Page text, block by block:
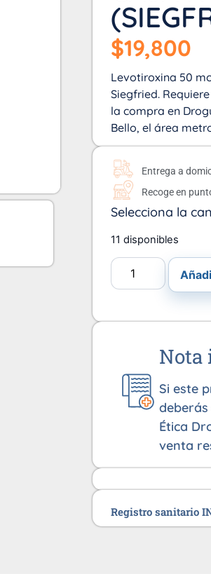
$19,800
Levotiroxina 50
Siegfried.
la compra en
Bello, el área
Entrega a
Recoge en
Selecciona la
11 disponibles
Nota
Si este
Ética
venta
Registro sanitario